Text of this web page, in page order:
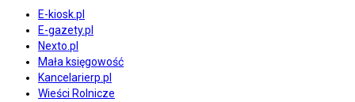
E-kiosk.pl
E-gazety.pl
Nexto.pl
Mała księgowość
Kancelarierp.pl
Wieści Rolnicze